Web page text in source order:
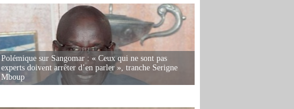
Polémique sur Sangomar : « Ceux qui ne sont pas
experts doivent arrêter d’en parler », tranche Serigne
Mboup